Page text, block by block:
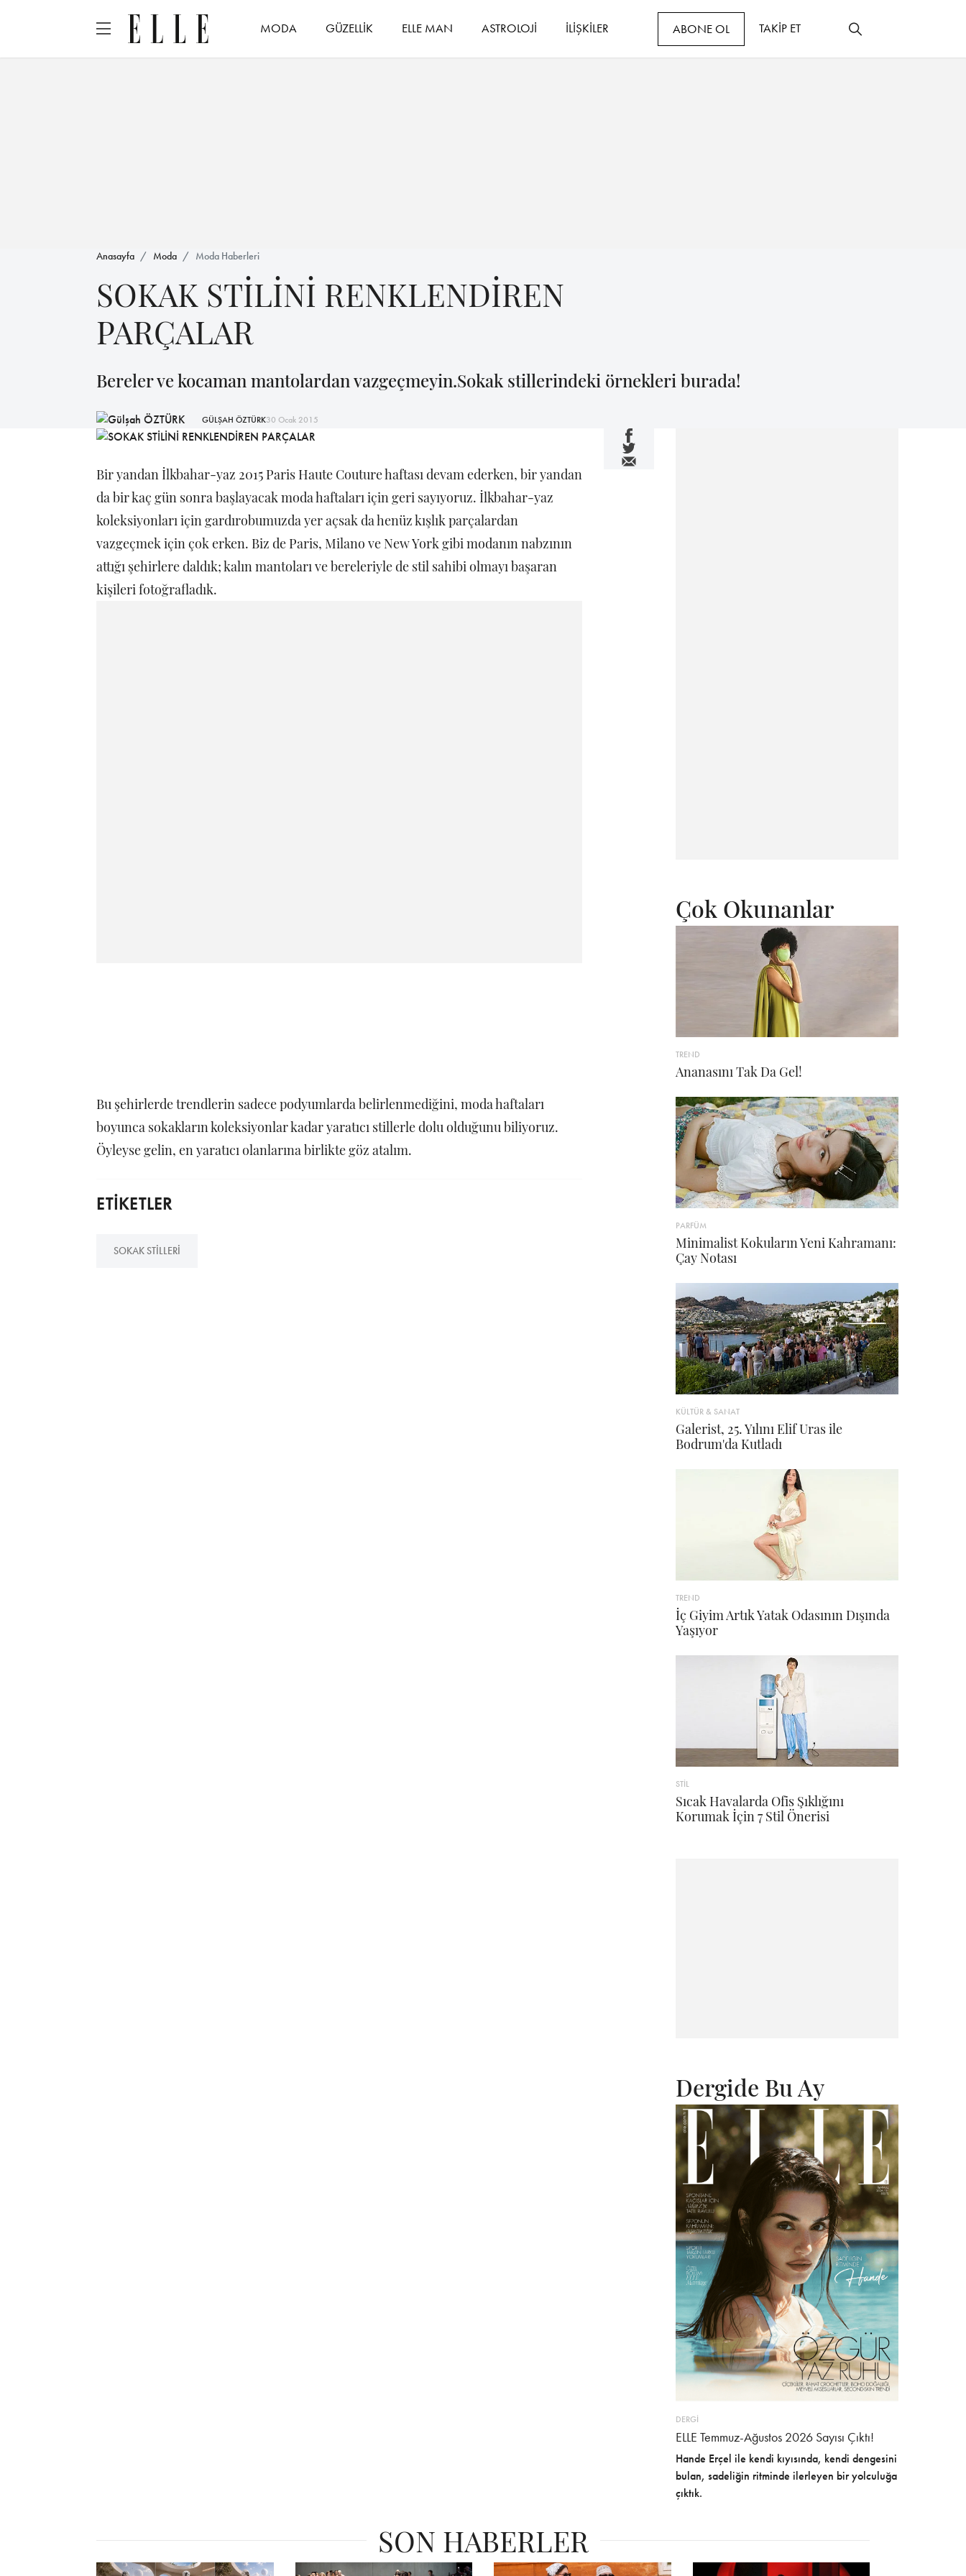
MODA GÜZELLİK ELLE MAN ASTROLOJİ İLİŞKİLER ABONE OL TAKİP ET
Anasayfa Moda Moda Haberleri
SOKAK STİLİNİ RENKLENDİREN
PARÇALAR
Bereler ve kocaman mantolardan vazgeçmeyin.Sokak stillerindeki örnekleri burada!
GÜLŞAH ÖZTÜRK30 Ocak 2015
Bir yandan İlkbahar-yaz 2015 Paris Haute Couture haftası devam ederken, bir yandan
da bir kaç gün sonra başlayacak moda haftaları için geri sayıyoruz. İlkbahar-yaz
koleksiyonları için gardırobumuzda yer açsak da henüz kışlık parçalardan
vazgeçmek için çok erken. Biz de Paris, Milano ve New York gibi modanın nabzının
attığı şehirlere daldık; kalın mantoları ve bereleriyle de stil sahibi olmayı başaran
kişileri fotoğrafladık.
Bu şehirlerde trendlerin sadece podyumlarda belirlenmediğini, moda haftaları
boyunca sokakların koleksiyonlar kadar yaratıcı stillerle dolu olduğunu biliyoruz.
Öyleyse gelin, en yaratıcı olanlarına birlikte göz atalım.
ETİKETLER
SOKAK STILLERI
Çok Okunanlar
TREND
Ananasını Tak Da Gel!
PARFÜM
Minimalist Kokuların Yeni Kahramanı:
Çay Notası
KÜLTÜR & SANAT
Galerist, 25. Yılını Elif Uras ile
Bodrum'da Kutladı
TREND
İç Giyim Artık Yatak Odasının Dışında
Yaşıyor
STİL
Sıcak Havalarda Ofis Şıklığını
Korumak İçin 7 Stil Önerisi
Dergide Bu Ay
DERGİ
ELLE Temmuz-Ağustos 2026 Sayısı Çıktı!
Hande Erçel ile kendi kıyısında, kendi dengesini
bulan, sadeliğin ritminde ilerleyen bir yolculuğa
çıktık.
SON HABERLER